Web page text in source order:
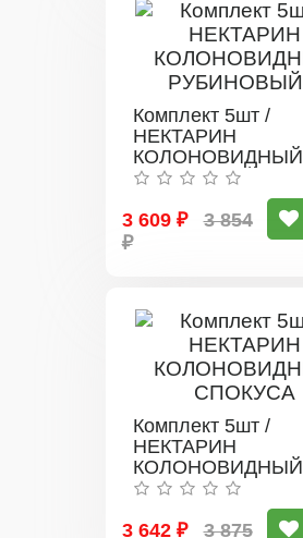
Комплект 5шт /
НЕКТАРИН
КОЛОНОВИДНЫЙ
РУБИНОВЫЙ 7
3 609 ₽
3 854
₽
Комплект 5шт /
НЕКТАРИН
КОЛОНОВИДНЫЙ
СПОКУСА
3 642 ₽
3 875